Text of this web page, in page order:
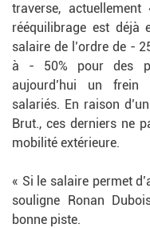
traverse,
rééquilibrage est déjà
salaire de l’ordre de -
à - 50% pour des
aujourd’hui un frein
salariés. En raison
Brut., ces derniers ne
mobilité extérieure.
« Si le salaire permet
souligne Ronan
bonne piste.